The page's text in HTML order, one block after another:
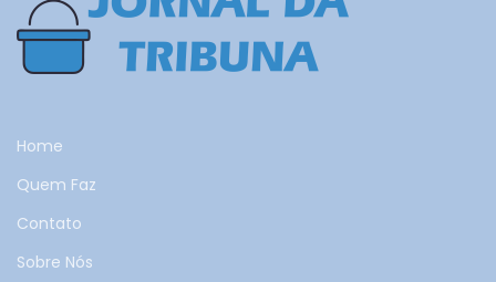
Home
Quem Faz
Contato
Sobre Nós